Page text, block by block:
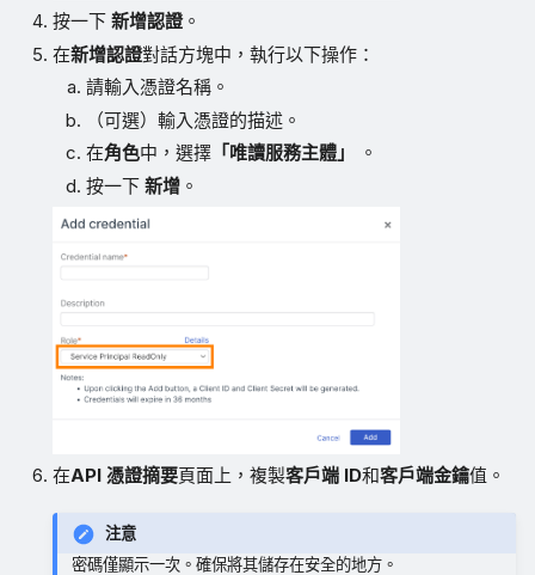
按一下新增認證。
在新增認證對話方塊中，執行以下操作：
請輸入憑證名稱。
（可選）輸入憑證的描述。
在角色中，選擇 「唯讀服務主體」
。
按一下新增 。
在API 憑證摘要頁面上，複製客戶端 ID和客戶端金鑰值。
注意
密碼僅顯示一次。確保將其儲存在安全的地方。